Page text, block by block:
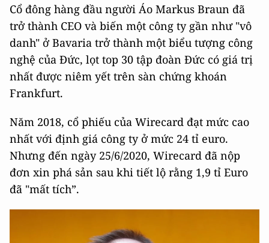
Cổ đông hàng đầu người Áo Markus Braun đã
trở thành CEO và biến một công ty gần như "vô
danh" ở Bavaria trở thành một biểu tượng công
nghệ của Đức, lọt top 30 tập đoàn Đức có giá trị
nhất được niêm yết trên sàn chứng khoán
Frankfurt.
Năm 2018, cổ phiếu của Wirecard đạt mức cao
nhất với định giá công ty ở mức 24 tỉ euro.
Nhưng đến ngày 25/6/2020, Wirecard đã nộp
đơn xin phá sản sau khi tiết lộ rằng 1,9 tỉ Euro
đã "mất tích”.